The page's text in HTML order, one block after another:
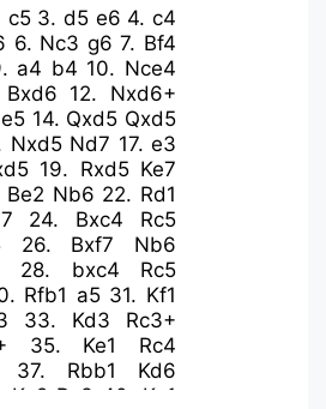
c5 3. d5 e6 4.c4
6. Nc3 g6 7. Bf4
a4 b4 10. Nce4
Bxd6 12. Nxd6+
14. Qxd5 Qxd5
Nxd5 Nd7 17.e3
19. Rxd5 Ke7
Be2 Nb6 22. Rd1
24. Bxc4
Rc5
26. Bxf7
Nb6
28. bxc4
Rc5
Rfb1 a5 31. Kf1
33. Kd3
Rc3+
35. Ke1
Rc4
37. Rbb1
Kd6
Ke2 Rc3 40. Ke1